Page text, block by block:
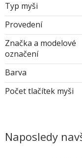
Typ myši
Provedení
Značka a modelové
označení
Barva
Počet tlačítek myši
Naposledy